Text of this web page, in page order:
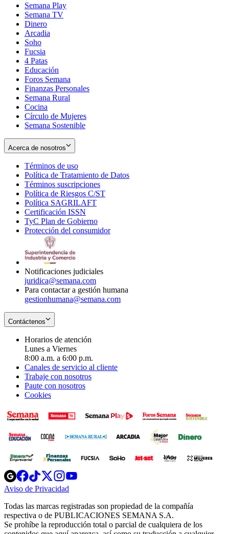
Semana Play
Semana TV
Dinero
Arcadia
Soho
in
new
window
Fucsia
in
new
window
4 Patas
Educación
Foros Semana
Finanzas Personales
Semana Rural
Cocina
Círculo de Mujeres
Semana Sostenible
Acerca de nosotros
Términos de uso
in
new
window
Política de Tratamiento de Datos
Términos suscripciones
in
Política de Riesgos C/ST
Política SAGRILAFT
new
window
Certificación ISSN
in
new
TyC Plan de Gobierno
in
Protección del consumidorOpens
Notificaciones judiciales
juridica@semana.com
Para contactar a gestión humana
gestionhumana@semana.com
Contáctenos
Horarios de atención
Lunes a Viernes
8:00 a.m. a 6:00 p.m.
Canales de servicio al cliente
Trabaje con nosotros
Paute con nosotros
Cookies
Opens
in
new
Opens
in
new
Opens
in
new
window
Opens
new
windowwindow
Aviso de Privacidad
new
window
Todas las marcas registradas son propiedad de la compañía
respectiva o de PUBLICACIONES SEMANA S.A.
Se prohíbe la reproducción total o parcial de cualquiera de los